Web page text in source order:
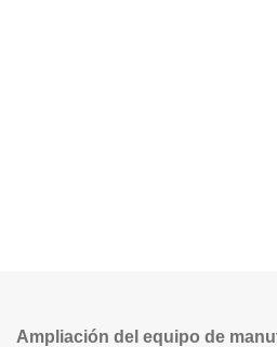
Ampliación del equipo de